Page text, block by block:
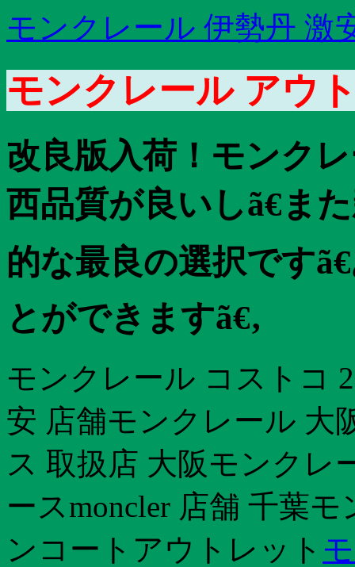
モンクレール 伊勢丹 激
モンクレール アウ
改良版入荷！モンク
西品質が良いしã€ま
的な最良の選択です
とができますã€‚
モンクレール コストコ
安 店舗モンクレール 大
ス 取扱店 大阪モンクレ
ースmoncler 店舗 千葉
ンコートアウトレット